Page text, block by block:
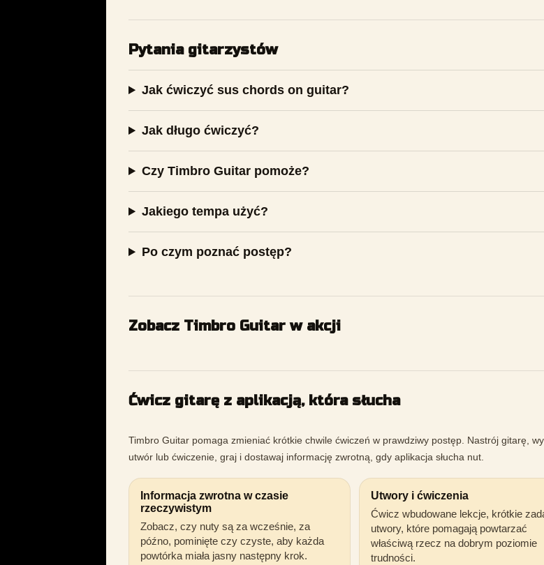
Pytania gitarzystów
Jak ćwiczyć sus chords on guitar?
Jak długo ćwiczyć?
Czy Timbro Guitar pomoże?
Jakiego tempa użyć?
Po czym poznać postęp?
Zobacz Timbro Guitar w akcji
Ćwicz gitarę z aplikacją, która słucha
Timbro Guitar pomaga zmieniać krótkie chwile ćwiczeń w prawdziwy postęp. Nastrój gitarę,
utwór lub ćwiczenie, graj i dostawaj informację zwrotną, gdy aplikacja słucha nut.
Informacja zwrotna w czasie
rzeczywistym
Zobacz, czy nuty są za wcześnie, za
późno, pominięte czy czyste, aby każda
powtórka miała jasny następny krok.
Utwory i ćwiczenia
Ćwicz wbudowane lekcje, krótkie
utwory, które pomagają powtarzać
właściwą rzecz na dobrym poziomie
trudności.